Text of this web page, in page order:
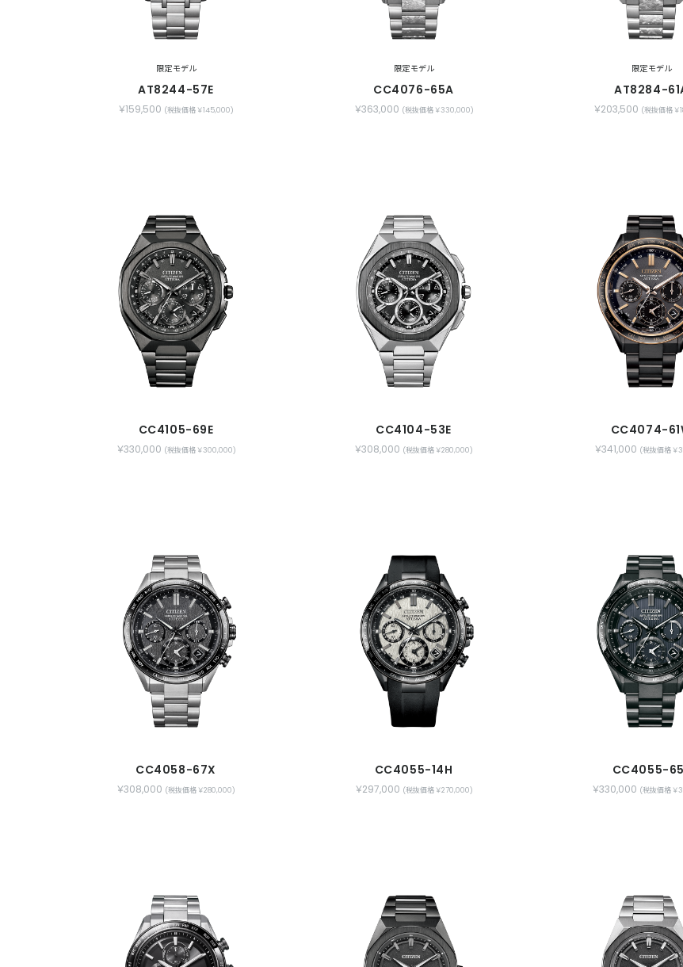
限定モデル
AT8244-57E
￥159,500 (税抜価格 ￥145,000)
限定モデル
CC4076-65A
￥363,000 (税抜価格 ￥330,000)
限定モデル
AT8284-
￥203,500 (税抜価格
CC4105-69E
￥330,000 (税抜価格 ￥300,000)
CC4104-53E
￥308,000 (税抜価格 ￥280,000)
CC4074-
￥341,000 (税抜価格 ￥
CC4058-67X
￥308,000 (税抜価格 ￥280,000)
CC4055-14H
￥297,000 (税抜価格 ￥270,000)
CC4055-
￥330,000 (税抜価格